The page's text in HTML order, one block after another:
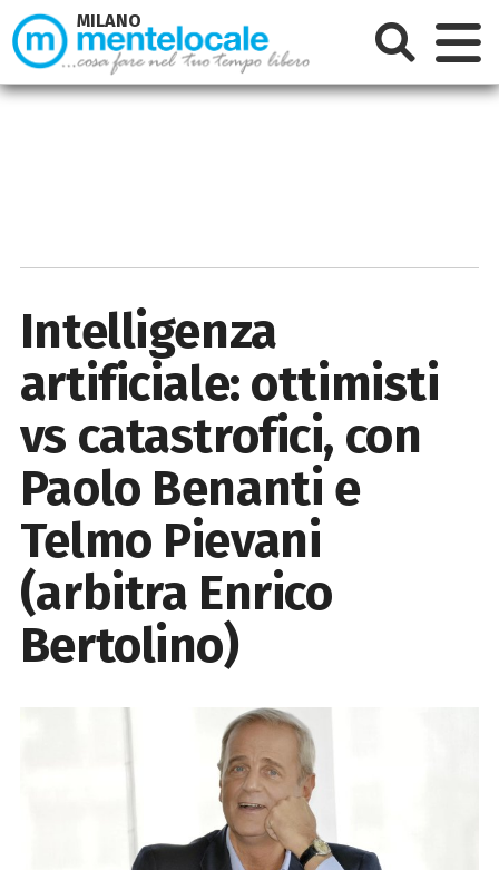
Intelligenza
artificiale: ottimisti
vs catastrofici, con
Paolo Benanti e
Telmo Pievani
(arbitra Enrico
Bertolino)
MILANO